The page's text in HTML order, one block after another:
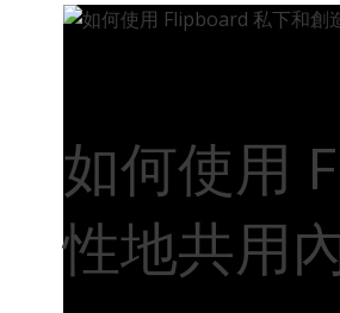
如何使用
性地共用